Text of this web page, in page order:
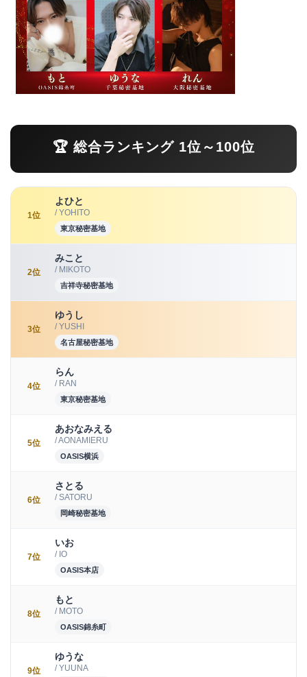
🏆 総合ランキング 1位～100位
1位
よひと
/ YOHITO
東京秘密基地
2位
みこと
/ MIKOTO
吉祥寺秘密基地
3位
ゆうし
/ YUSHI
名古屋秘密基地
4位
らん
/ RAN
東京秘密基地
5位
あおなみえる
/ AONAMIERU
OASIS横浜
6位
さとる
/ SATORU
岡崎秘密基地
7位
いお
/ IO
OASIS本店
8位
もと
/ MOTO
OASIS錦糸町
9位
ゆうな
/ YUUNA